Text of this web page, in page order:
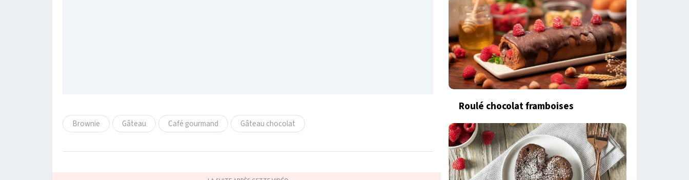
Brownie Gâteau Café gourmand Gâteau chocolat
Roulé chocolat framboises